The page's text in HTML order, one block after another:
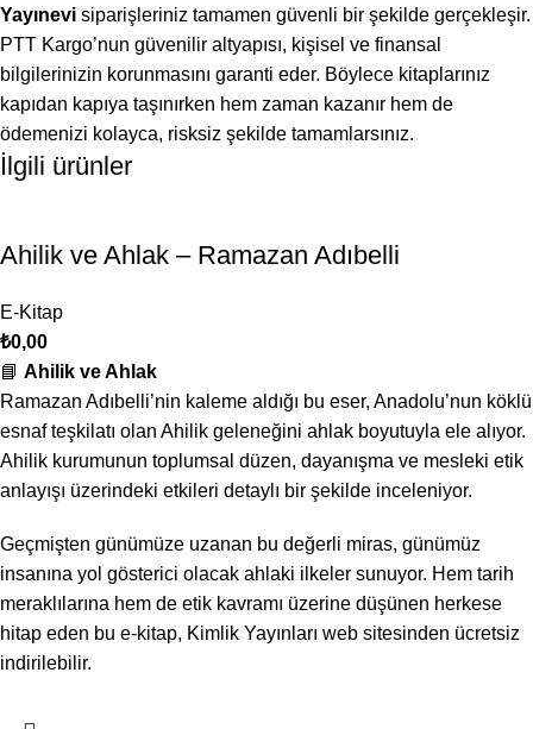
Yayınevi siparişleriniz tamamen güvenli bir şekilde gerçekleşir.
PTT Kargo’nun güvenilir altyapısı, kişisel ve finansal
bilgilerinizin korunmasını garanti eder. Böylece kitaplarınız
kapıdan kapıya taşınırken hem zaman kazanır hem de
ödemenizi kolayca, risksiz şekilde tamamlarsınız.
İlgili ürünler
Ahilik ve Ahlak – Ramazan Adıbelli
E-Kitap
₺0,00
📘 Ahilik ve Ahlak
Ramazan Adıbelli’nin kaleme aldığı bu eser, Anadolu’nun köklü
esnaf teşkilatı olan Ahilik geleneğini ahlak boyutuyla ele alıyor.
Ahilik kurumunun toplumsal düzen, dayanışma ve mesleki etik
anlayışı üzerindeki etkileri detaylı bir şekilde inceleniyor.
Geçmişten günümüze uzanan bu değerli miras, günümüz
insanına yol gösterici olacak ahlaki ilkeler sunuyor. Hem tarih
meraklılarına hem de etik kavramı üzerine düşünen herkese
hitap eden bu e-kitap, Kimlik Yayınları web sitesinden ücretsiz
indirilebilir.